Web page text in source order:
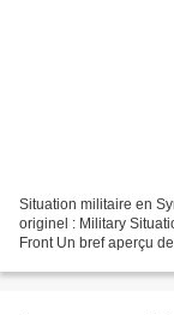
Situation militaire en
originel : Military
Front Un bref aperçu